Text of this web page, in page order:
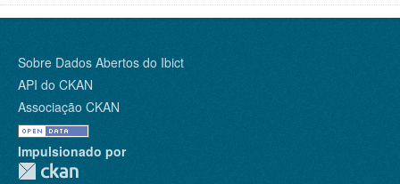
Sobre Dados Abertos do Ibict
API do CKAN
Associação CKAN
Impulsionado por